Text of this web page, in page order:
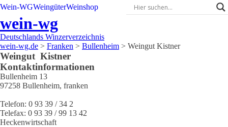
Wein-WGWeingüterWeinshop
wein-wg
Deutschlands Winzerverzeichnis
wein-wg.de > Franken > Bullenheim > Weingut Kistner
Weingut Kistner
Kontaktinformationen
Bullenheim 13
97258 Bullenheim, franken
Telefon: 0 93 39 / 34 2
Telefax: 0 93 39 / 99 13 42
Heckenwirtschaft